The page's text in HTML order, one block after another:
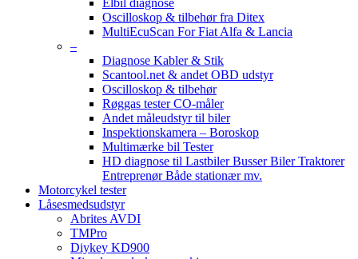
Elbil diagnose
Oscilloskop & tilbehør fra Ditex
MultiEcuScan For Fiat Alfa & Lancia
–
Diagnose Kabler & Stik
Scantool.net & andet OBD udstyr
Oscilloskop & tilbehør
Røggas tester CO-måler
Andet måleudstyr til biler
Inspektionskamera – Boroskop
Multimærke bil Tester
HD diagnose til Lastbiler Busser Biler Traktorer
Entreprenør Både stationær mv.
Motorcykel tester
Låsesmedsudstyr
Abrites AVDI
TMPro
Diykey KD900